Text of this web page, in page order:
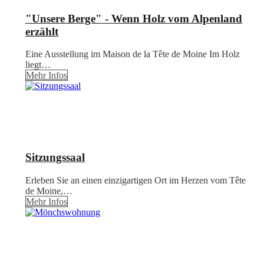
"Unsere Berge" - Wenn Holz vom Alpenland
erzählt
Eine Ausstellung im Maison de la Tête de Moine Im Holz
liegt…
Mehr Infos
Sitzungssaal
Erleben Sie an einen einzigartigen Ort im Herzen vom Tête
de Moine,…
Mehr Infos